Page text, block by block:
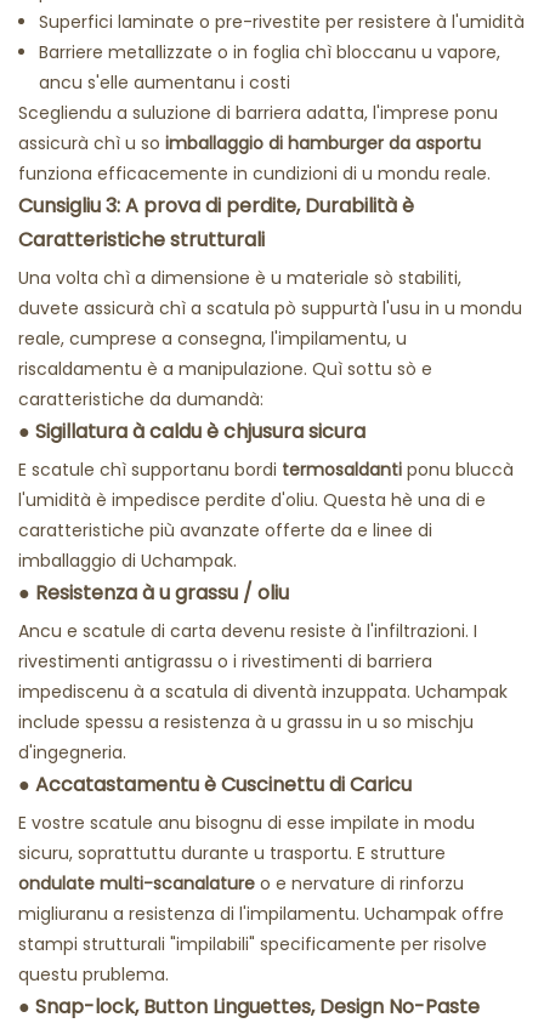
Superfici laminate o pre-rivestite per resistere à l'umidità
Barriere metallizzate o in foglia chì bloccanu u vapore,
ancu s'elle aumentanu i costi
Scegliendu a suluzione di barriera adatta, l'imprese ponu
assicurà chì u so imballaggio di hamburger da asportu
funziona efficacemente in cundizioni di u mondu reale.
Cunsigliu 3: A prova di perdite, Durabilità è
Caratteristiche strutturali
Una volta chì a dimensione è u materiale sò stabiliti,
duvete assicurà chì a scatula pò suppurtà l'usu in u mondu
reale, cumprese a consegna, l'impilamentu, u
riscaldamentu è a manipulazione. Quì sottu sò e
caratteristiche da dumandà:
● Sigillatura à caldu è chjusura sicura
E scatule chì supportanu bordi termosaldanti ponu bluccà
l'umidità è impedisce perdite d'oliu. Questa hè una di e
caratteristiche più avanzate offerte da e linee di
imballaggio di Uchampak.
● Resistenza à u grassu / oliu
Ancu e scatule di carta devenu resiste à l'infiltrazioni. I
rivestimenti antigrassu o i rivestimenti di barriera
impediscenu à a scatula di diventà inzuppata. Uchampak
include spessu a resistenza à u grassu in u so mischju
d'ingegneria.
● Accatastamentu è Cuscinettu di Caricu
E vostre scatule anu bisognu di esse impilate in modu
sicuru, soprattuttu durante u trasportu. E strutture
ondulate multi-scanalature o e nervature di rinforzu
migliuranu a resistenza di l'impilamentu. Uchampak offre
stampi strutturali "impilabili" specificamente per risolve
questu prublema.
● Snap-lock, Button Linguettes, Design No-Paste